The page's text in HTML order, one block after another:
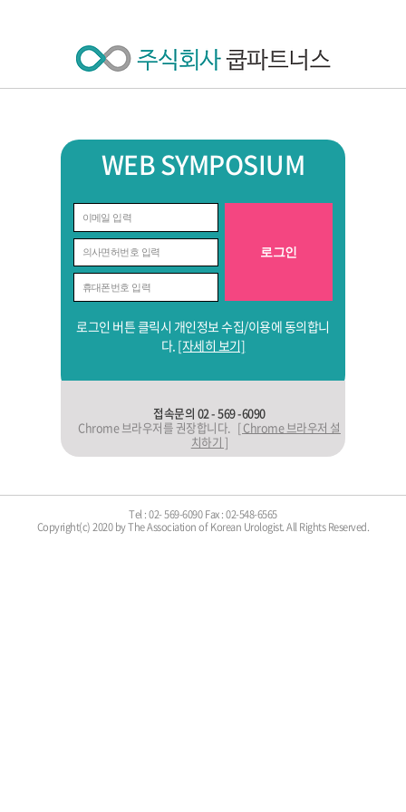
WEB SYMPOSIUM
로그인 버튼 클릭시 개인정보 수집/이용에 동의합니
다. [자세히 보기]
접속문의 02 - 569 -6090
Chrome 브라우저를 권장합니다. [ Chrome 브라우저 설
치하기 ]
Tel : 02- 569-6090 Fax : 02-548-6565
Copyright(c) 2020 by The Association of Korean Urologist. All Rights Reserved.